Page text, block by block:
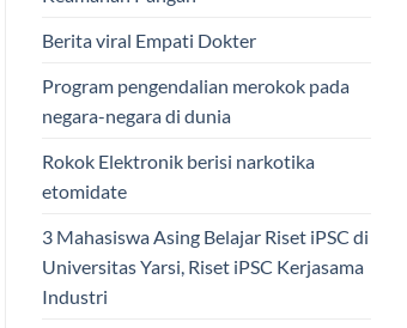
Berita viral Empati Dokter
Program pengendalian merokok pada
negara-negara di dunia
Rokok Elektronik berisi narkotika
etomidate
3 Mahasiswa Asing Belajar Riset iPSC di
Universitas Yarsi, Riset iPSC Kerjasama
Industri